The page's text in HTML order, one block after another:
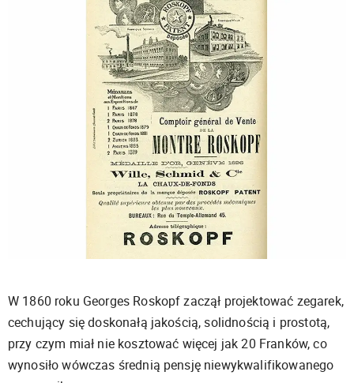
W 1860 roku Georges Roskopf zaczął projektować zegarek,
cechujący się doskonałą jakością, solidnością i prostotą,
przy czym miał nie kosztować więcej jak 20 Franków, co
wynosiło wówczas średnią pensję niewykwalifikowanego